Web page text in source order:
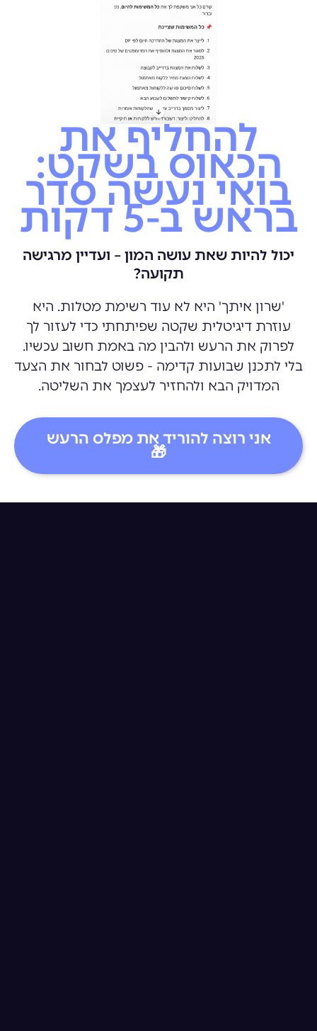
להחליף את
הכאוס בשקט:
בואי נעשה סדר
בראש ב-5 דקות
יכול להיות שאת עושה המון – ועדיין מרגישה
תקועה?
'שרון איתך' היא לא עוד רשימת מטלות. היא
עוזרת דיגיטלית שקטה שפיתחתי כדי לעזור לך
לפרוק את הרעש ולהבין מה באמת חשוב עכשיו.
בלי לתכנן שבועות קדימה - פשוט לבחור את הצעד
המדויק הבא ולהחזיר לעצמך את השליטה.
אני רוצה להוריד את מפלס הרעש
🎁